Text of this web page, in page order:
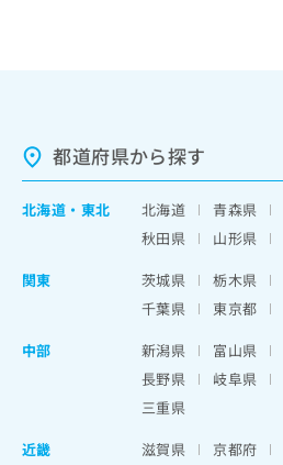
都道府県から探す
北海道 ・ 東北 北海道 青森県
秋田県
山形県
関東
茨城県 栃木県
千葉県
東京都
中部
新潟県 富山県
長野県
岐阜県
三重県
近畿
滋賀県 京都府